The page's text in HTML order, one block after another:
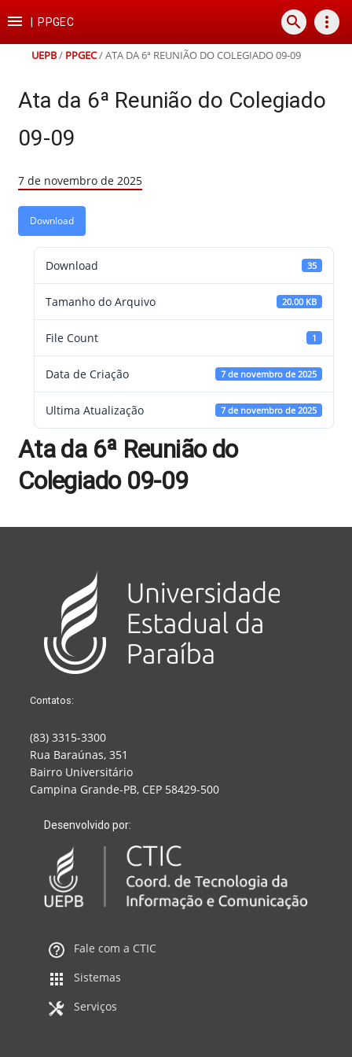
para
conteúdo
para
para
para
rodapé
 PPGEC search more_vert
UEPB/ PPGEC/ATA DA 6ª REUNIÃO DO COLEGIADO 09-09
Ata da 6ª Reunião do Colegiado
09-09
7 de novembro de 2025
Download
Download 35
Tamanho do Arquivo 20.00 KB
File Count 1
Data de Criação 7 de novembro de 2025
Ultima Atualização 7 de novembro de 2025
Ata da 6ª Reunião do
Colegiado 09-09
Contatos:
(83) 3315-3300
Rua Baraúnas, 351
Bairro Universitário
Campina Grande-PB, CEP 58429-500
Desenvolvido por:
Fale com a CTIC
Sistemas
Serviços